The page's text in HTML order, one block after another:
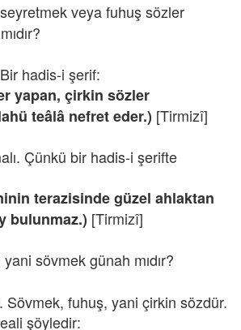
veya fuhuş sözler
hadis-i şerif:
yapan, çirkin sözler
teâlâ nefret eder.) [Tirmizî]
Çünkü bir hadis-i şerifte
terazisinde güzel ahlaktan
bulunmaz.) [Tirmizî]
sövmek günah mıdır?
Sövmek, fuhuş, yani çirkin sözdür.
şöyledir: